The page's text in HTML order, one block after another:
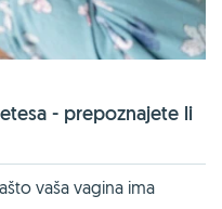
- prepoznajete li
vaša vagina ima